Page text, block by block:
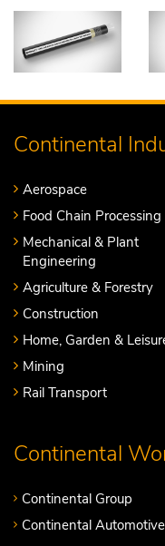
Continental
Aerospace
Food Chain Processing
Mechanical & Plant
Engineering
Agriculture & Forestry
Construction
Home, Garden &
Mining
Rail Transport
Continental
Continental Group
Continental Automotive